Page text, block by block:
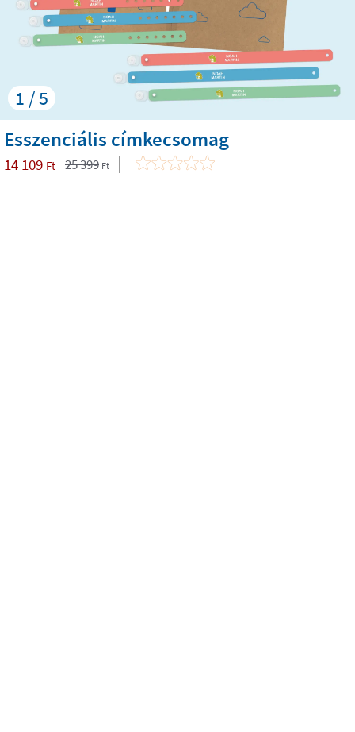
1 / 5
Esszenciális címkecsomag
14 109 Ft 25 399 Ft